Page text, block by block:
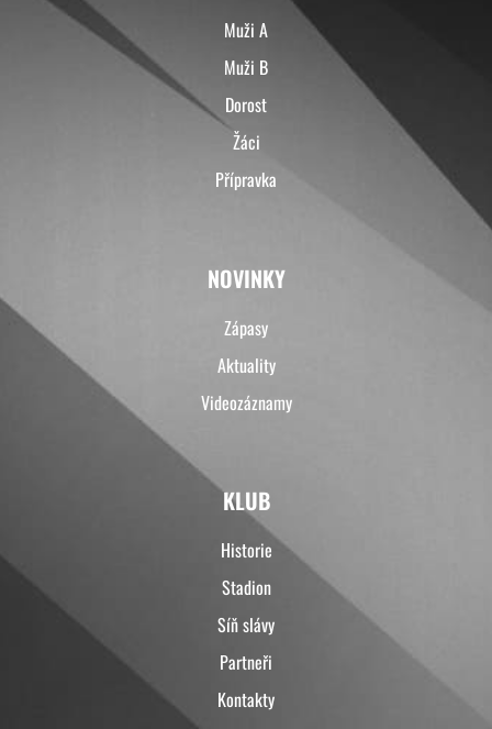
Muži A
Muži B
Dorost
Žáci
Přípravka
NOVINKY
Zápasy
Aktuality
Videozáznamy
KLUB
Historie
Stadion
Síň slávy
Partneři
Kontakty